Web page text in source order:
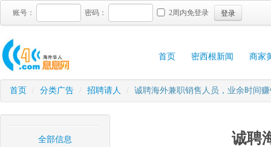
账号： 密码： 2周内免登录 登录
首页 密西根新闻 商家
首页 / 分类广告 / 招聘请人 / 诚聘海外兼职销售人员，业余时间
全部信息
诚聘